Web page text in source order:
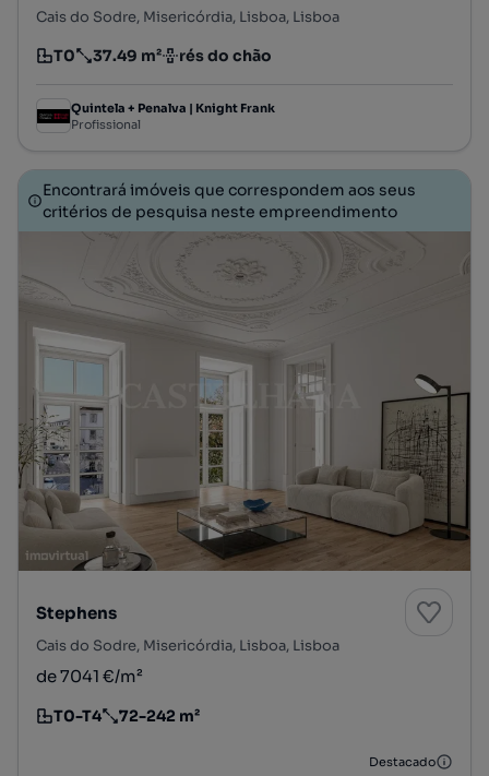
Cais do Sodre, Misericórdia, Lisboa, Lisboa
Tipologia
T0
Preço por metro quadrado
37.49 m²
Andar rés do chão
Quintela + Penalva | Knight Frank
Profissional
Encontrará imóveis que correspondem aos seus
critérios de pesquisa neste empreendimento
Stephens
Cais do Sodre, Misericórdia, Lisboa, Lisboa
de 7041 €/m²
Tipologia
T0-T4
Preço por metro quadrado
72-242 m²
Destacado